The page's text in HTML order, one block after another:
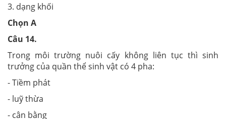
3. dạng khối
Chọn A
Câu 14.
Trong môi trường nuôi cấy không liên tục thì sinh
trưởng của quần thể sinh vật có 4 pha:
- Tiềm phát
- luỹ thừa
- cân bằng